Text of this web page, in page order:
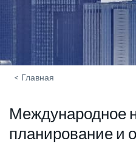
< Главная
Международное
планирование и